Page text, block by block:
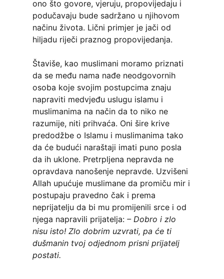
ono što govore, vjeruju, propovijedaju i
podučavaju bude sadržano u njihovom
načinu života. Lični primjer je jači od
hiljadu riječi praznog propovijedanja.
Štaviše, kao muslimani moramo priznati
da se među nama nađe neodgovornih
osoba koje svojim postupcima znaju
napraviti medvjeđu uslugu islamu i
muslimanima na način da to niko ne
razumije, niti prihvaća. Oni šire krive
predodžbe o Islamu i muslimanima tako
da će budući naraštaji imati puno posla
da ih uklone. Pretrpljena nepravda ne
opravdava nanošenje nepravde. Uzvišeni
Allah upućuje muslimane da promiču mir i
postupaju pravedno čak i prema
neprijatelju da bi mu promijenili srce i od
njega napravili prijatelja: – Dobro i zlo
nisu isto! Zlo dobrim uzvrati, pa će ti
dušmanin tvoj odjednom prisni prijatelj
postati.